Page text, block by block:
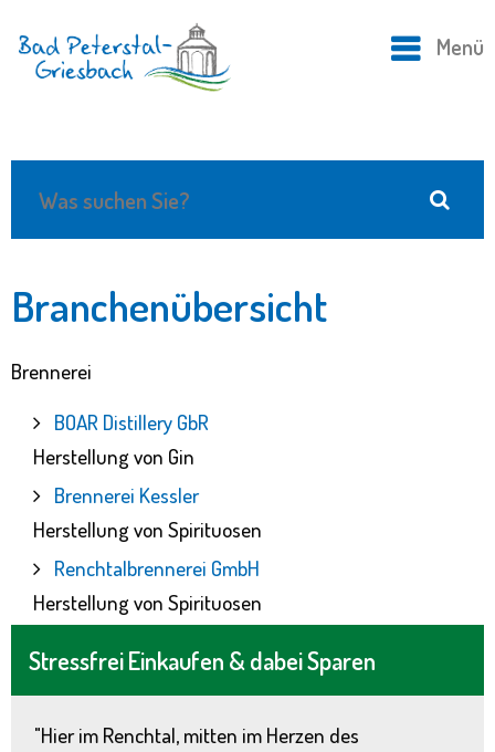
Menü
Stressfrei Einkaufen & dabei Sparen
"Hier im Renchtal, mitten im Herzen des
Branchenübersicht
Brennerei
BOAR Distillery GbR
Herstellung von Gin
Brennerei Kessler
Herstellung von Spirituosen
Renchtalbrennerei GmbH
Herstellung von Spirituosen